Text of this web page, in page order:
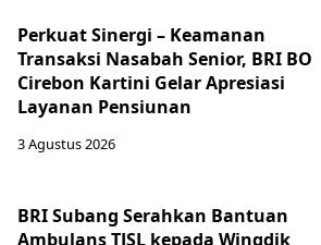
Perkuat Sinergi – Keamanan
Transaksi Nasabah Senior, BRI BO
Cirebon Kartini Gelar Apresiasi
Layanan Pensiunan
3 Agustus 2026
BRI Subang Serahkan Bantuan
Ambulans TJSL kepada Wingdik